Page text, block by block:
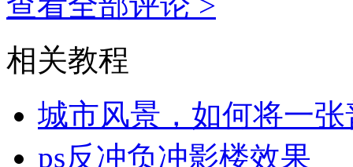
相关教程
城市风景，如何将一
ps反冲负冲影楼效果